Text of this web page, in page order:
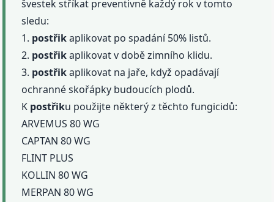
švestek stříkat preventivně každý rok v tomto
sledu:
1. postřikaplikovat po spadání 50% listů.
2. postřikaplikovat v době zimního klidu.
3. postřikaplikovat na jaře, když opadávají
ochranné skořápky budoucích plodů.
K postřiku použijte některý z těchto fungicidů:
ARVEMUS 80 WG
CAPTAN 80 WG
FLINT PLUS
KOLLIN 80 WG
MERPAN 80 WG